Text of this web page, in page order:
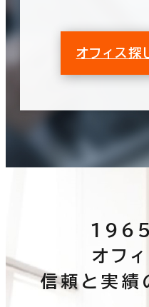
オフィス探
1965
オフ
信頼と実績